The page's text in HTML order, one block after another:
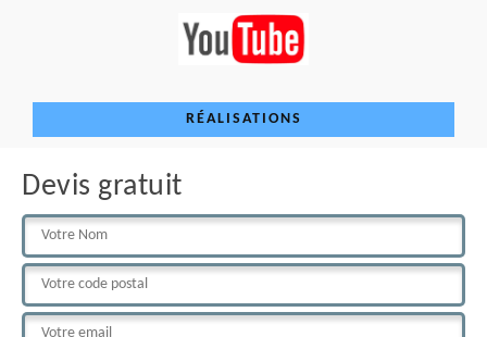
RÉALISATIONS
Devis gratuit